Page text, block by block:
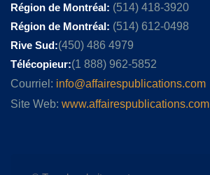
Région de Montréal: (514) 418-3920
Région de Montréal: (514) 612-0498
Rive Sud:(450) 486 4979
Télécopieur:(1 888) 962-5852
Courriel: info@affairespublications.com
Site Web: www.affairespublications.com